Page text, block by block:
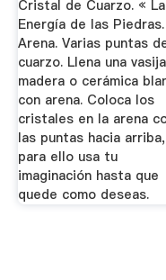
...
Cristal de Cuarzo. « La
Energía de las Piedras.
Arena. Varias puntas
cuarzo. Llena una
madera o cerámica
con arena. Coloca los
cristales en la arena
las puntas hacia arriba,
para ello usa tu
imaginación hasta que
quede como deseas.